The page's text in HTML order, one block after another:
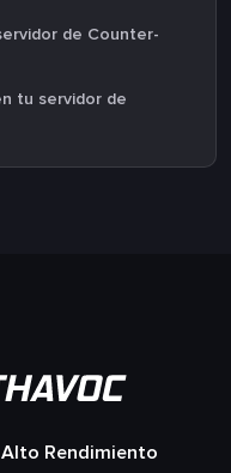
de Counter-
tu servidor de
Rendimiento